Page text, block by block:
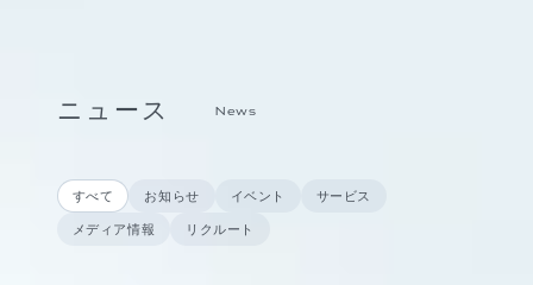
ニュース News
すべて お知らせ イベント サービス
メディア情報 リクルート